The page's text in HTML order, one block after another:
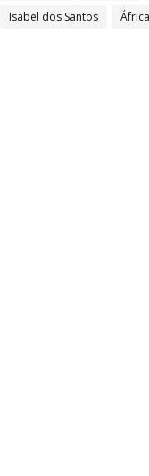
Isabel dos Santos
África